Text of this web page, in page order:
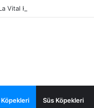
Vital Köpek Maması: Sık
Süs Köpekleri